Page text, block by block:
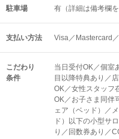
駐車場 有（詳細は備考欄
支払い方法 Visa／Mastercard
こだわり
条件
当日受付OK／個室
目以降特典あり／
OK／女性スタッフ
OK／お子さま同伴
ェア（ベッド）／
ド）以下の小型サ
り／回数券あり／